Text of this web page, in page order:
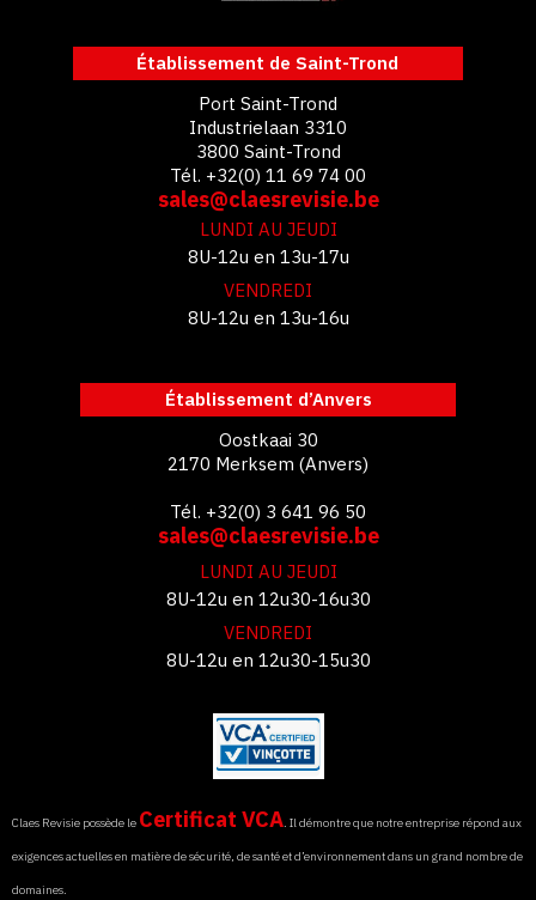
Établissement de Saint-Trond
Port Saint-Trond
Industrielaan 3310
3800 Saint-Trond
Tél. +32(0) 11 69 74 00
sales@claesrevisie.be
LUNDI AU JEUDI
8U-12u en 13u-17u
VENDREDI
8U-12u en 13u-16u
Établissement d’Anvers
Oostkaai 30
2170 Merksem (Anvers)
Tél. +32(0) 3 641 96 50
sales@claesrevisie.be
LUNDI AU JEUDI
8U-12u en 12u30-16u30
VENDREDI
8U-12u en 12u30-15u30
Claes Revisie possède le Certificat VCA. Il démontre que notre entreprise répond aux
exigences actuelles en matière de sécurité, de santé et d’environnement dans un grand nombre de
domaines.